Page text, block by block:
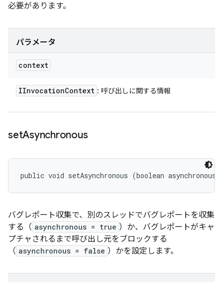
必要があります。
パラメータ
context
IInvocationContext : 呼び出しに関する情報
setAsynchronous
public void setAsynchronous (boolean asynchronous)
バグレポート収集で、別のスレッドでバグレポートを収集
する（ asynchronous = true ）か、バグレポートがキャ
プチャされるまで呼び出し元をブロックする
（ asynchronous = false ）かを設定します。